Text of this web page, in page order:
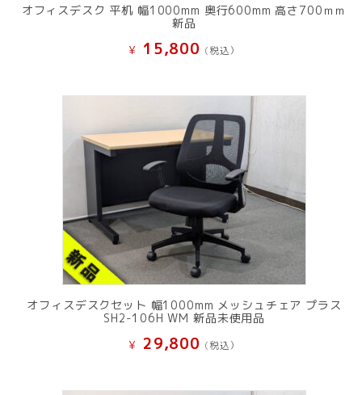
オフィスデスク 平机 幅1000mm 奥行600mm 高さ700ｍｍ
新品
¥ 15,800 (税込）
オフィスデスクセット 幅1000mm メッシュチェア プラス
SH2-106H WM 新品未使用品
¥ 29,800 (税込）